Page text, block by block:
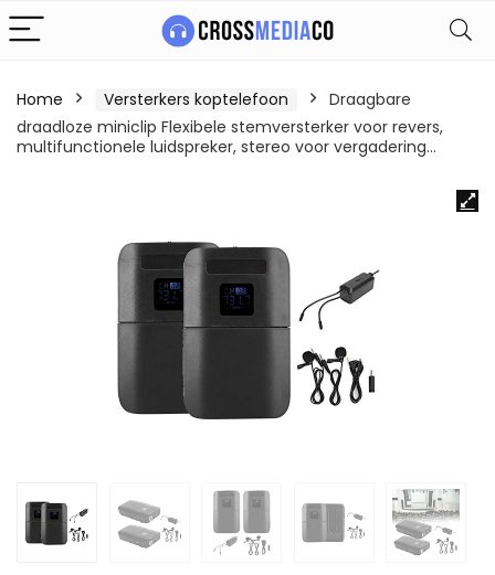
Home Versterkers koptelefoon
Draagbare
draadloze miniclip Flexibele stemversterker voor revers,
multifunctionele luidspreker, stereo voor vergadering…